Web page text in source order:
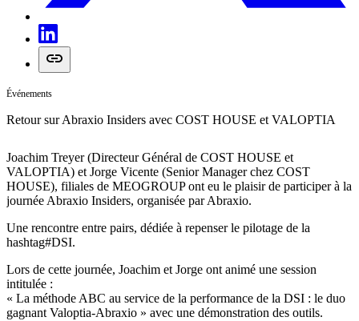
Événements
Retour sur Abraxio Insiders avec COST HOUSE et VALOPTIA
Joachim Treyer (Directeur Général de COST HOUSE et
VALOPTIA) et Jorge Vicente (Senior Manager chez COST
HOUSE), filiales de MEOGROUP ont eu le plaisir de participer à la
journée Abraxio Insiders, organisée par Abraxio.
Une rencontre entre pairs, dédiée à repenser le pilotage de la
hashtag#DSI.
Lors de cette journée, Joachim et Jorge ont animé une session
intitulée :
« La méthode ABC au service de la performance de la DSI : le duo
gagnant Valoptia-Abraxio » avec une démonstration des outils.